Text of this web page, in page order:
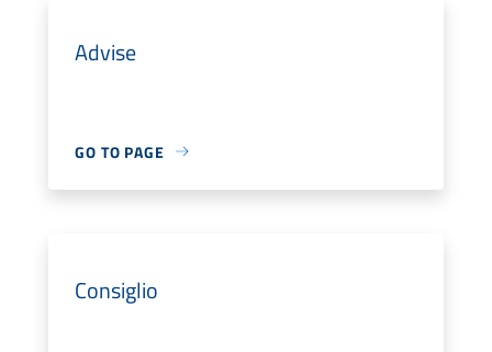
Advise
GO TO PAGE
Consiglio